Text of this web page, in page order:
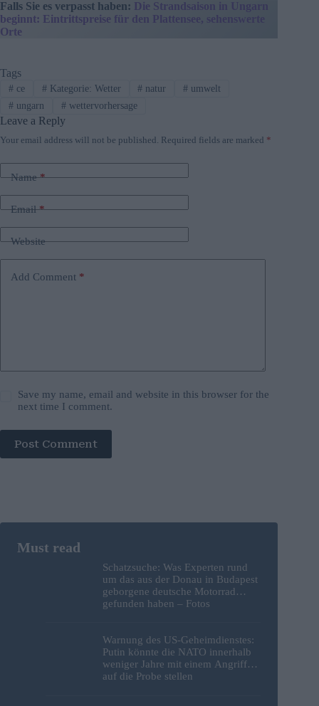
Falls Sie es verpasst haben: Die Strandsaison in Ungarn
beginnt: Eintrittspreise für den Plattensee, sehenswerte
Orte
Tags
#ce #Kategorie: Wetter # natur # umwelt
#ungarn #wettervorhersage
Leave a Reply
Your email address will not be published. Required fields are marked *
Name*
Email*
Website
Add Comment *
Save my name, email and website in this browser for the
next time I comment.
Post Comment
Schatzsuche: Was Experten rund
um das aus der Donau in Budapest
geborgene deutsche Motorrad
gefunden haben – Fotos
Warnung des US-Geheimdienstes:
Putin könnte die NATO innerhalb
weniger Jahre mit einem Angriff
auf die Probe stellen